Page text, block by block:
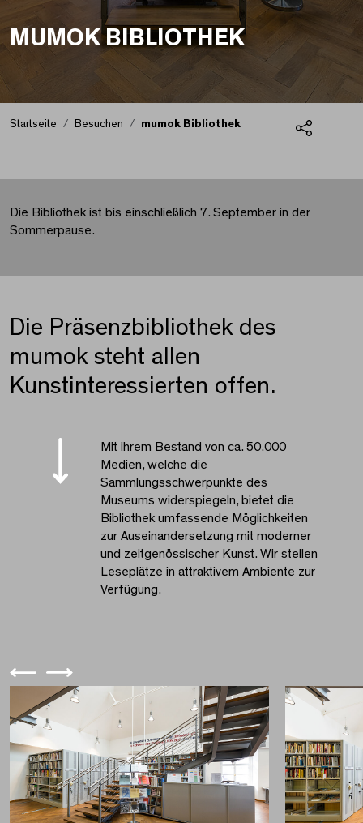
MUMOK BIBLIOTHEK
Startseite Besuchen mumok Bibliothek
mumok Bibliothek
Die Bibliothek ist bis einschließlich 7. September in der
Sommerpause.
Die Präsenzbibliothek des
mumok steht allen
Kunstinteressierten offen.
Mit ihrem Bestand von ca. 50.000
Medien, welche die
Sammlungsschwerpunkte des
Museums widerspiegeln, bietet die
Bibliothek umfassende Möglichkeiten
zur Auseinandersetzung mit moderner
und zeitgenössischer Kunst. Wir stellen
Leseplätze in attraktivem Ambiente zur
Verfügung.